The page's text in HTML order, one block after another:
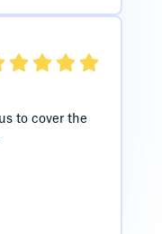
to cover the